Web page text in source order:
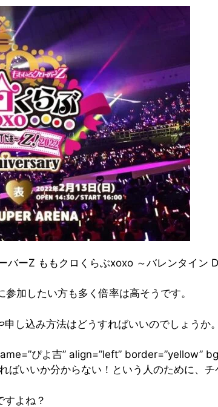
バーZ ももクロくらぶxoxo ～バレンタイ
加したい方も多く倍率は高そうです。
し込み方法はどうすればいいのでしょうか。
ぴよ吉” align=”left” border=”yellow”
いいか分からない！という人のために、
すよね？